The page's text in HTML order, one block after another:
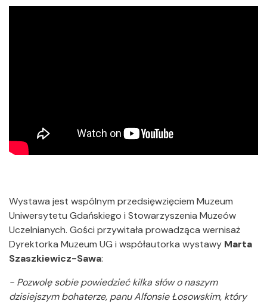
Wystawa jest wspólnym przedsięwzięciem Muzeum
Uniwersytetu Gdańskiego i Stowarzyszenia Muzeów
Uczelnianych. Gości przywitała prowadząca wernisaż
Dyrektorka Muzeum UG i współautorka wystawy Marta
Szaszkiewicz-Sawa:
- Pozwolę sobie powiedzieć kilka słów o naszym
dzisiejszym bohaterze, panu Alfonsie Łosowskim, który